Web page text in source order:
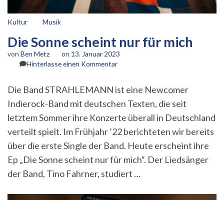
Kultur Musik
Die Sonne scheint nur für mich
von Ben Metz on 13. Januar 2023
Hinterlasse einen Kommentarzu
scheint
nur
für
mich
Die Band STRAHLEMANN ist eine Newcomer
Indierock-Band mit deutschen Texten, die seit
letztem Sommer ihre Konzerte überall in Deutschland
verteilt spielt. Im Frühjahr ’22 berichteten wir bereits
über die erste Single der Band. Heute erscheint ihre
Ep „Die Sonne scheint nur für mich“. Der Liedsänger
der Band, Tino Fahrner, studiert …